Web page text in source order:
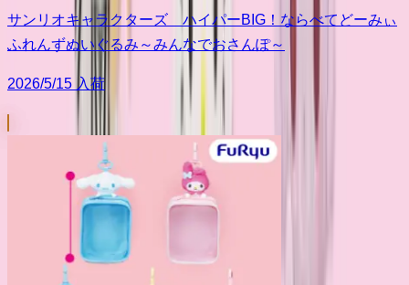
サンリオキャラクターズ ハイパーBIG！ならべてどーみぃ
ふれんずぬいぐるみ～みんなでおさんぽ～
2026/5/15 入荷